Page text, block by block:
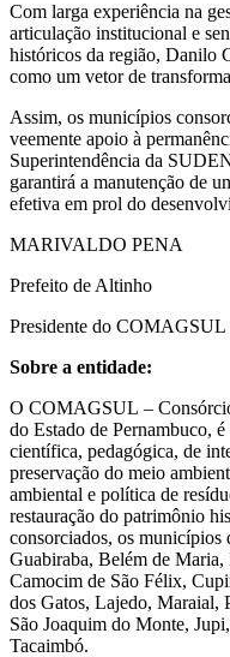
Com larga experiência na
articulação institucional e
históricos da região, Danilo
como um vetor de
Assim, os municípios
veemente apoio à
Superintendência da
garantirá a manutenção de
efetiva em prol do
MARIVALDO PENA
Prefeito de Altinho
Presidente do COMAGSUL
Sobre a entidade:
O COMAGSUL –
do Estado de Pernambuco,
científica, pedagógica, de
preservação do meio
ambiental e política de
restauração do patrimônio
consorciados, os
Guabiraba, Belém de
Camocim de São Félix,
dos Gatos, Lajedo, Maraial,
São Joaquim do Monte,
Tacaimbó.